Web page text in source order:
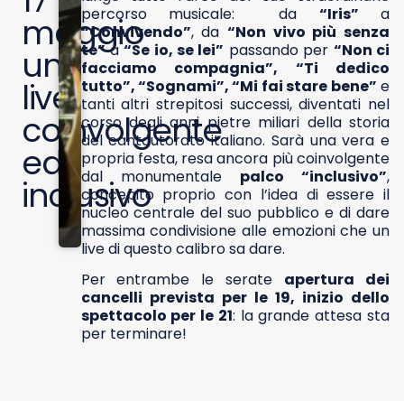
maggio
un
live
coinvolgente
ed
inclusivo
percorso musicale: da “Iris” a
“Convivendo”, da “Non vivo più senza
te”a“Se io, se lei” passando per “Non ci
facciamo compagnia”, “Ti dedico
tutto”, “Sognami”, “Mi fai stare bene” e
tanti altri strepitosi successi, diventati nel
corso degli anni pietre miliari della storia
del cantautorato italiano. Sarà una vera e
propria festa, resa ancora più coinvolgente
dal monumentale palco “inclusivo”,
concepito proprio con l’idea di essere il
nucleo centrale del suo pubblico e di dare
massima condivisione alle emozioni che un
live di questo calibro sa dare.
Per entrambe le serate apertura dei
cancelli prevista per le 19, inizio dello
spettacolo per le 21: la grande attesa sta
per terminare!